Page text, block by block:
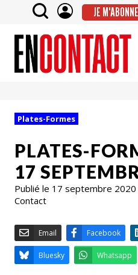
JE M'ABONNE
Plates-Formes
PLATES-
17
Publié le 17 septembre
Contact